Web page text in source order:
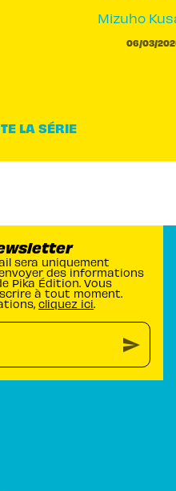
Mizuho
06/03/
LA SÉRIE
sera uniquement
des informations
Pika Édition. Vous
à tout moment.
cliquez ici.
send